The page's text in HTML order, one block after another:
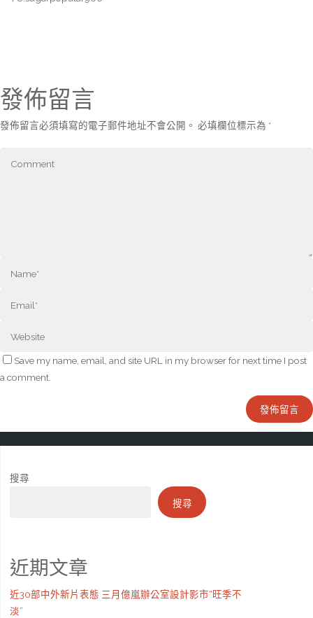
發佈留言
發佈留言必須填寫的電子郵件地址不會公開。 必填欄位標示為 *
Save my name, email, and site URL in my browser for next time I post
a comment.
搜尋
搜尋
近期文章
近30部中外新片表態 三月億嵐辦公室設計影市“旺季不
淡”